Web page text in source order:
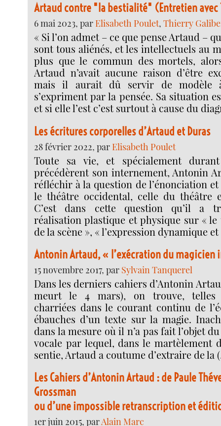
Artaud contre "la bestialité" (Entretien avec
6 mai 2023, par Elisabeth Poulet,Thierry
« Si l’on admet – ce que pense Artaud –
sont tous aliénés, et les intellectuels au
plus que le commun des mortels,
Artaud n’avait aucune raison d’être
mais il aurait dû servir de modèle
s’expriment par la pensée. Sa situation
et si elle l’est c’est surtout à cause du
Les écritures corporelles d’Artaud et Duras
28 février 2022, par Elisabeth Poulet
Toute sa vie, et spécialement
précédèrent son internement, Antonin
réfléchir à la question de l’énonciation
le théâtre occidental, celle du théâtre
C’est dans cette question qu’il a
réalisation plastique et physique sur «
de la scène », « l’expression dynamique
Antonin Artaud, « l’exécration du magicien
15 novembre 2017, par Sylvain Tanquerel
Dans les derniers cahiers d’Antonin
meurt le 4 mars), on trouve, telles
charriées dans le courant continu de
ébauches d’un texte sur la magie.
dans la mesure où il n’a pas fait l’objet
vocale par lequel, dans le martèlement
sentie, Artaud a coutume d’extraire de la
Les Cahiers d’Antonin Artaud : de Paule
Grossman
ou d’une impossible retranscription et
1er juin 2015, parAlain Marc